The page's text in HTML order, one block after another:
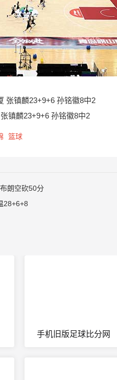
张镇麟23+9+6 孙铭徽8中2
镇麟23+9+6 孙铭徽8中2
篮球
朗空砍50分
28+6+8
手机旧版足球比分网